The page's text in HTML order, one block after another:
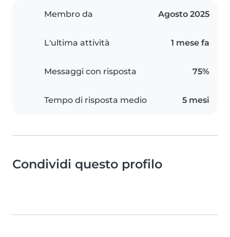
Membro da Agosto 2025
L'ultima attività 1 mese fa
Messaggi con risposta 75%
Tempo di risposta medio 5 mesi
Condividi questo profilo